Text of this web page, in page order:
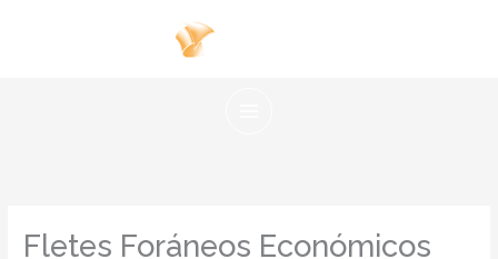
Fletes Foráneos Económicos